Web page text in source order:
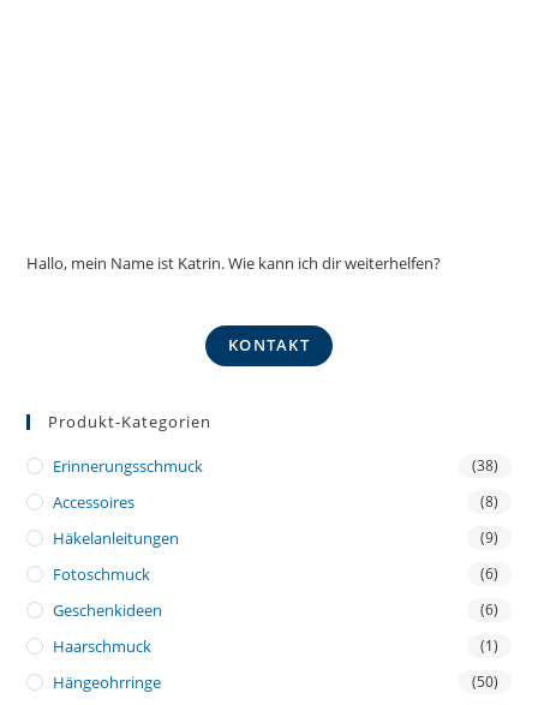
Hallo, mein Name ist Katrin. Wie kann ich dir weiterhelfen?
KONTAKT
Produkt-Kategorien
Erinnerungsschmuck (38)
Accessoires (8)
Häkelanleitungen (9)
Fotoschmuck (6)
Geschenkideen (6)
Haarschmuck (1)
Hängeohrringe (50)